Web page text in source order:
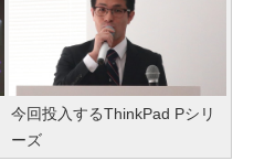
今回投入するThinkPad Pシリ
ーズ